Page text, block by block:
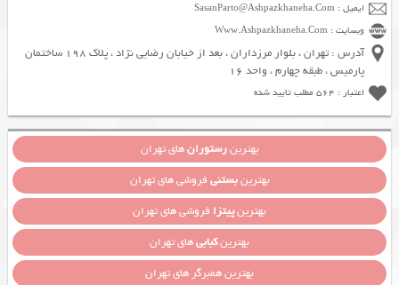
ایمیل : SasanParto@Ashpazkhaneha.Com
وبسایت : Www.Ashpazkhaneha.Com
آدرس : تهران ، بلوار مرزداران ، بعد از خیابان رضایی نژاد ، پلاک 198 ساختمان
پارمیس ، طبقه چهارم ، واحد 16
اعتبار : 564 مطلب تایید شده
بهترینرستورانهای تهران
بهترینبستنی فروشی های تهران
بهترینپیتزا فروشی های تهران
بهترینکبابیهای تهران
بهترین همبرگر های تهران